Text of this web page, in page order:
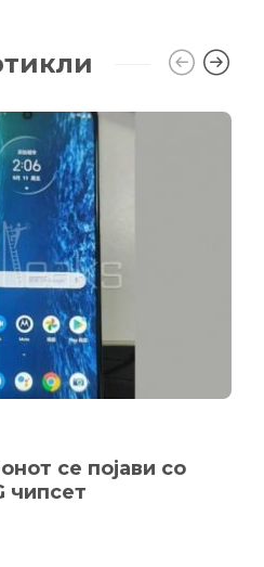
се појави со
чипсет